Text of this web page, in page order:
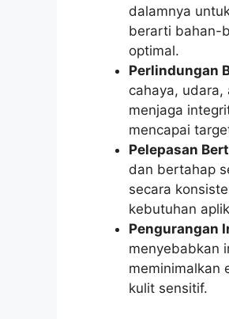
dalamnya
berarti bahan-
optimal.
Perlindungan
cahaya, udara,
menjaga
mencapai
Pelepasan
dan bertahap
secara
kebutuhan
Pengurangan
menyebabkan
meminimalkan
kulit sensitif.